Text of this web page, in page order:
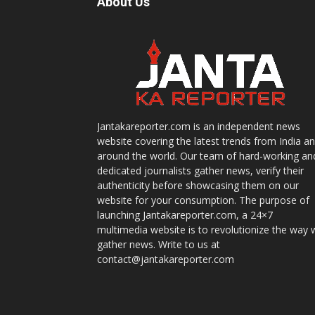
Jantakareporter.com is an independent news
website covering the latest trends from India
around the world. Our team of hard-working
dedicated journalists gather news, verify their
authenticity before showcasing them on our
website for your consumption. The purpose of
launching Jantakareporter.com, a 24×7
multimedia website is to revolutionize the way
gather news. Write to us at
contact@jantakareporter.com